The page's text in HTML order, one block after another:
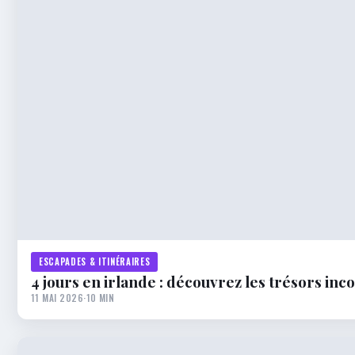
ESCAPADES & ITINÉRAIRES
4 jours en irlande : découvrez les trésors
11 MAI 2026·10 MIN